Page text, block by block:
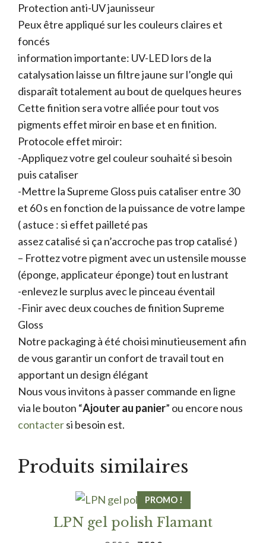
Protection anti-UV jaunisseur
Peux être appliqué sur les couleurs claires et
foncés
information importante: UV-LED lors de la
catalysation laisse un filtre jaune sur l’ongle qui
disparaît totalement au bout de quelques heures
Cette finition sera votre alliée pour tout vos
pigments effet miroir en base et en finition.
Protocole effet miroir:
-Appliquez votre gel couleur souhaité si besoin
puis cataliser
-Mettre la Supreme Gloss puis cataliser entre 30
et 60 s en fonction de la puissance de votre lampe
( astuce : si effet pailleté pas
assez catalisé si ça n’accroche pas trop catalisé )
– Frottez votre pigment avec un ustensile mousse
(éponge, applicateur éponge) tout en lustrant
-enlevez le surplus avec le pinceau éventail
-Finir avec deux couches de finition Supreme
Gloss
Notre packaging à été choisi minutieusement afin
de vous garantir un confort de travail tout en
apportant un design élégant
Nous vous invitons à passer commande en ligne
via le bouton “Ajouter au panier” ou encore nous
contactersi besoin est.
Produits similaires
PROMO !
LPN gel polish Flamant